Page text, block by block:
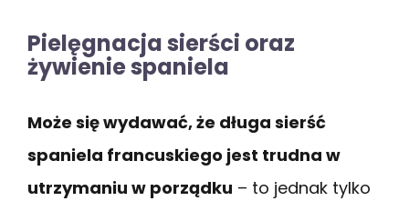
Pielęgnacja sierści oraz
żywienie spaniela
Może się wydawać, że długa sierść
spaniela francuskiego jest trudna w
utrzymaniu w porządku – to jednak tylko